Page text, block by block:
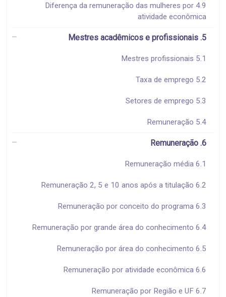
4.9 Diferença da remuneração das mulheres por
atividade econômica
5. Mestres acadêmicos e profissionais
5.1 Mestres profissionais
5.2 Taxa de emprego
5.3 Setores de emprego
5.4 Remuneração
6. Remuneração
6.1 Remuneração média
6.2 Remuneração 2, 5 e 10 anos após a titulação
6.3 Remuneração por conceito do programa
6.4 Remuneração por grande área do conhecimento
6.5 Remuneração por área do conhecimento
6.6 Remuneração por atividade econômica
6.7 Remuneração por Região e UF